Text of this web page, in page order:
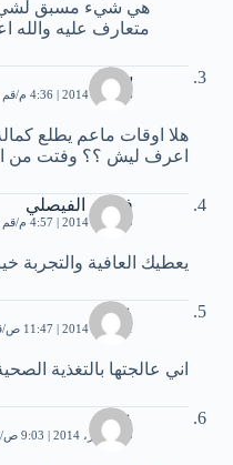
هي شيء مسبق
متعارف عليه والله
سيما
26 يناير، 2014 | 4:36 م قم
هلا اوقات ماعم يطلع
اعرف ليش ؟؟ وفتت من
فيصل الفيصلي
30 يناير، 2014 | 4:57 م قم
يعطيك العافية والتجربة
علي
31 يناير، 2014 | 11:47 ص
اني عالجتها بالتغذية
علي
20 فبراير، 2014 | 9:03 ص